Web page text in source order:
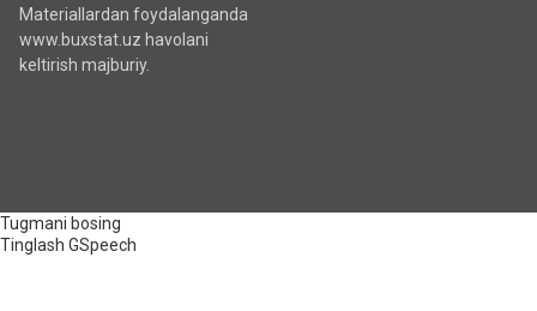
Materiallardan foydalanganda
www.buxstat.uz havolani
keltirish majburiy.
Tugmani bosing
Tinglash GSpeech